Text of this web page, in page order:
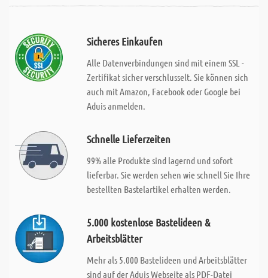
Sicheres Einkaufen
Alle Datenverbindungen sind mit einem SSL -
Zertifikat sicher verschlusselt. Sie können sich
auch mit Amazon, Facebook oder Google bei
Aduis anmelden.
Schnelle Lieferzeiten
99% alle Produkte sind lagernd und sofort
lieferbar. Sie werden sehen wie schnell Sie Ihre
bestellten Bastelartikel erhalten werden.
5.000 kostenlose Bastelideen &
Arbeitsblätter
Mehr als 5.000 Bastelideen und Arbeitsblätter
sind auf der Aduis Webseite als PDF-Datei